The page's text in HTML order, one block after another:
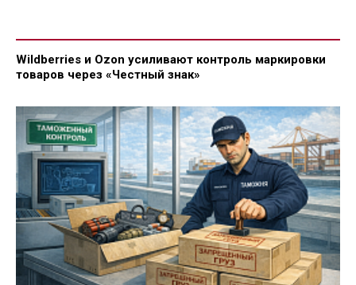
Wildberries и Ozon усиливают контроль маркировки
товаров через «Честный знак»